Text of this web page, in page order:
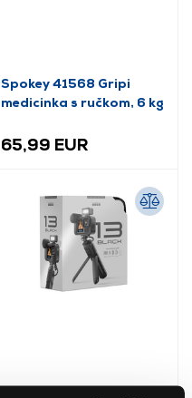
Spokey 41568 Gripi
medicinka s ručkom, 6 kg
65,99 EUR